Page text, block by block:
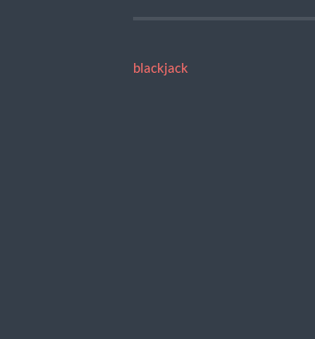
blackjack